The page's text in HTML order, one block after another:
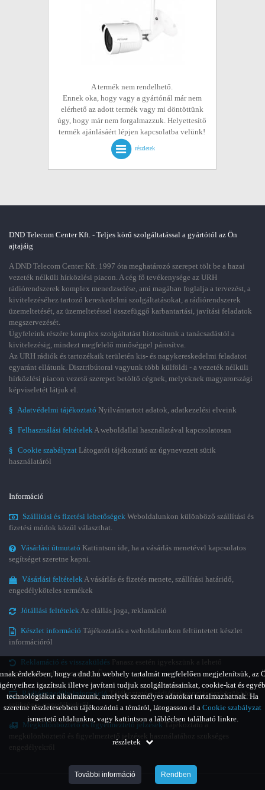
A termék nem rendelhető.
Ennek oka, hogy vagy a gyártónál már nem
elérhető az adott termék vagy mi döntöttünk
úgy, hogy már nem forgalmazzuk. Helyettesítő
termék ajánlásáért lépjen kapcsolatba velünk!
részletek
érdekében, hogy a dnd.hu webhely tartalmát megfelelően megjelenítsük, az
igényeihez igazítsuk illetve javítani tudjuk szolgáltatásainkat, cookie-kat és egyéb
technológiákat alkalmazunk, amelyek személyes adatokat tartalmazhatnak. Ha
szeretne részletesebben tájékozódni a témáról, látogasson el a Cookie szabályzat
ismertető oldalunkra, vagy kattintson a láblécben található linkre.
részletek
További információ Rendben
DND Telecom Center Kft. - Teljes körű szolgáltatással a gyártótól az Ön
ajtajáig
A DND Telecom Center Kft. 1997 óta meghatározó szerepet tölt be a hazai
vezeték nélküli hírközlési piacon. A cég fő tevékenysége az URH
rádiórendszerek komplex menedzselése, ami magában foglalja a tervezést, a
kivitelezéséhez tartozó kereskedelmi szolgáltatásokat, a rádiórendszerek
üzemeltetését, az üzemeltetéssel összefüggő karbantartási, javítási feladatok
megszervezését.
Ügyfeleink részére komplex szolgáltatást biztosítunk a tanácsadástól a
kivitelezésig, mindezt megfelelő minőséggel párosítva.
Az URH rádiók és tartozékaik területén kis- és nagykereskedelmi feladatot
egyaránt ellátunk. Disztribútorai vagyunk több külföldi - a vezeték nélküli
hírközlési piacon vezető szerepet betöltő cégnek, melyeknek magyarországi
képviseletét látjuk el.
§ Adatvédelmi tájékoztató Nyilvántartott adatok, adatkezelési elveink
§ Felhasználási feltételekA weboldallal használatával kapcsolatosan
§ Cookie szabályzat Látogatói tájékoztató az úgynevezett sütik
használatáról
Információ
Szállítási és fizetési lehetőségek Weboldalunkon különböző szállítási és
fizetési módok közül választhat.
Vásárlási útmutató Kattintson ide, ha a vásárlás menetével kapcsolatos
segítséget szeretne kapni.
Vásárlási feltételekA vásárlás és fizetés menete, szállítási határidő,
engedélyköteles termékek
Jótállási feltételekAz elállás joga, reklamáció
Készlet információ Tájékoztatás a weboldalunkon feltüntetett készlet
információról
Reklamáció és visszaküldés
Panasz esetén igyekszünk a lehető
leghatékonyabban segíteni Önt.
Rádióengedély információTájékoztató a rádiófrekvenciás eszközökhöz
szükséges engedélyekről
Megkülönböztető és figyelmeztető jelzések Tájékoztató a
megkülönböztető és figyelmeztető jelzések használatához szükséges
engedélyekről